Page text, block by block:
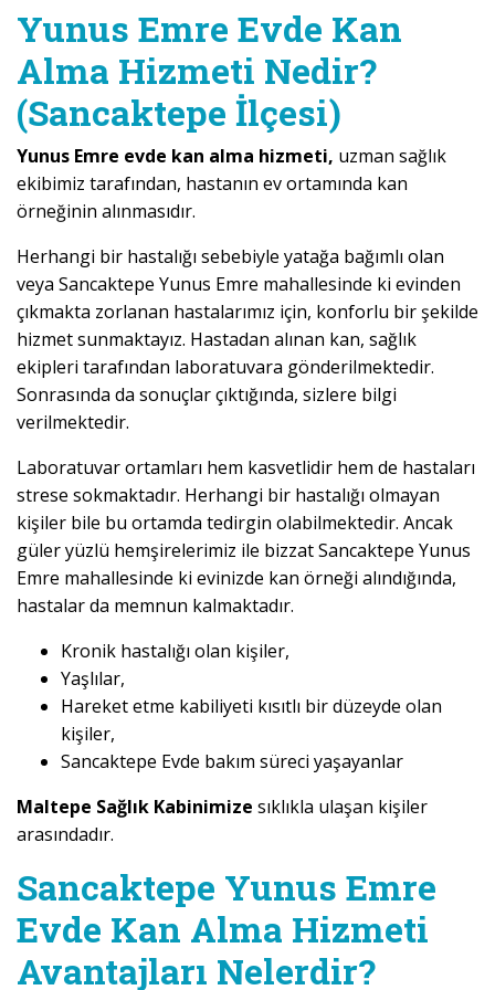
Yunus Emre Evde Kan
Alma Hizmeti Nedir?
(Sancaktepe İlçesi)
Yunus Emre evde kan alma hizmeti, uzman sağlık
ekibimiz tarafından, hastanın ev ortamında kan
örneğinin alınmasıdır.
Herhangi bir hastalığı sebebiyle yatağa bağımlı olan
veya Sancaktepe Yunus Emre mahallesinde ki evinden
çıkmakta zorlanan hastalarımız için, konforlu bir şekilde
hizmet sunmaktayız. Hastadan alınan kan, sağlık
ekipleri tarafından laboratuvara gönderilmektedir.
Sonrasında da sonuçlar çıktığında, sizlere bilgi
verilmektedir.
Laboratuvar ortamları hem kasvetlidir hem de hastaları
strese sokmaktadır. Herhangi bir hastalığı olmayan
kişiler bile bu ortamda tedirgin olabilmektedir. Ancak
güler yüzlü hemşirelerimiz ile bizzat Sancaktepe Yunus
Emre mahallesinde ki evinizde kan örneği alındığında,
hastalar da memnun kalmaktadır.
Kronik hastalığı olan kişiler,
Yaşlılar,
Hareket etme kabiliyeti kısıtlı bir düzeyde olan
kişiler,
Sancaktepe Evde bakım süreci yaşayanlar
Maltepe Sağlık Kabinimize sıklıkla ulaşan kişiler
arasındadır.
Sancaktepe Yunus Emre
Evde Kan Alma Hizmeti
Avantajları Nelerdir?